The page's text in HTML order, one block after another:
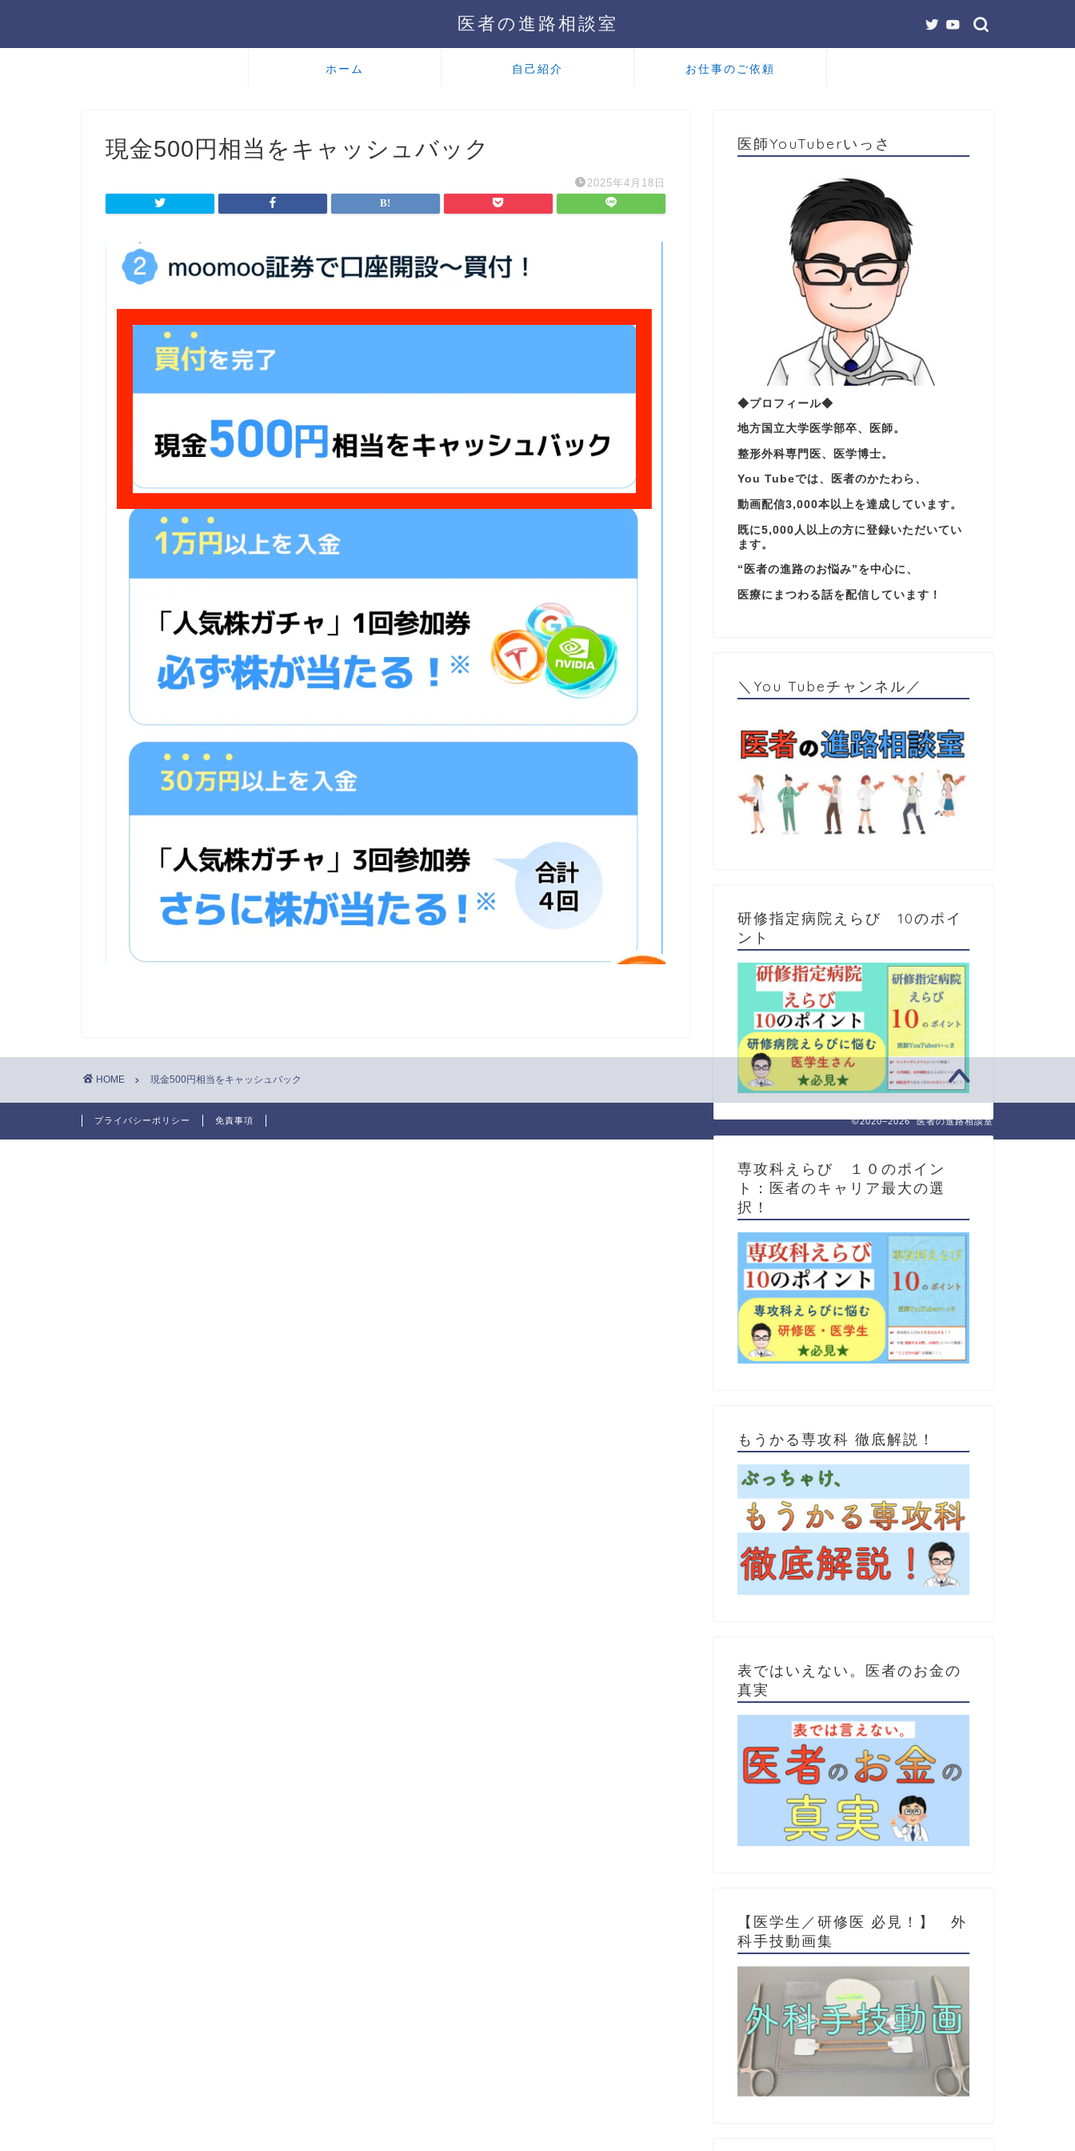
医者の進路相談室
ホーム 自己紹介 お仕事のご依頼
現金500円相当をキャッシュバック
2025年4月18日
医師YouTuberいっさ
◆プロフィール◆
地方国立大学医学部卒、医師。
整形外科専門医、医学博士。
You Tubeでは、医者のかたわら、
動画配信3,000本以上を達成しています。
既に5,000人以上の方に登録いただいてい
ます。
“医者の進路のお悩み”を中心に、
医療にまつわる話を配信しています！
＼You Tubeチャンネル／
研修指定病院えらび 10のポイ
ント
専攻科えらび １０のポイン
ト：医者のキャリア最大の選
択！
もうかる専攻科 徹底解説！
表ではいえない。医者のお金の
真実
【医学生／研修医 必見！】 外
科手技動画集
HOME 現金500円相当をキャッシュバック
プライバシーポリシー 免責事項 2020–2026 医者の進路相談室